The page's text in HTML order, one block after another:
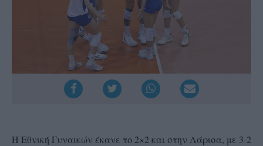
Η Εθνική Γυναικών έκανε το 2×2 και στην Λάρισα, με 3-2